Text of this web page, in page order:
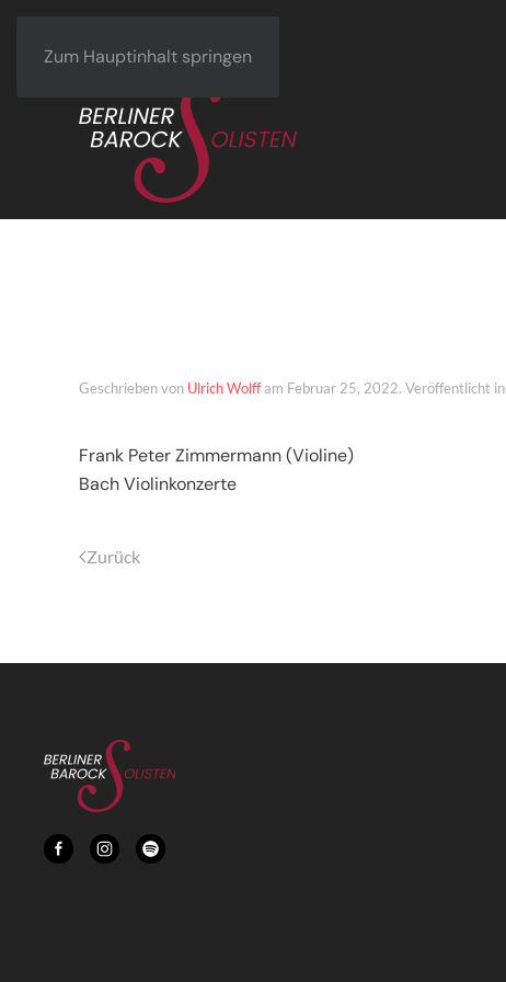
Zum Hauptinhalt springen
Geschrieben von Ulrich Wolffam Februar 25, 2022. Veröffentlicht in
Frank Peter Zimmermann (Violine)
Bach Violinkonzerte
Zurück